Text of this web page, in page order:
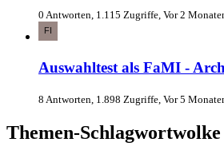
0 Antworten, 1.115 Zugriffe, Vor 2
Auswahltest als FaMI -
8 Antworten, 1.898 Zugriffe, Vor 5
Themen-Schlagwortwolke